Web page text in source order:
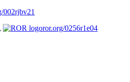
002rjbv21
ror.org/0256r1e04